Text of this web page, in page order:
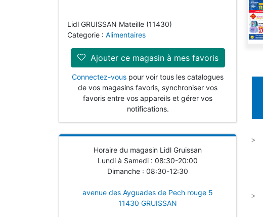
Lidl GRUISSAN Mateille (11430)
Categorie : Alimentaires
Ajouter ce magasin à mes favoris
Connectez-vous pour voir tous les catalogues
de vos magasins favoris, synchroniser vos
favoris entre vos appareils et gérer vos
notifications.
Horaire du magasin Lidl Gruissan
Lundi à Samedi : 08:30-20:00
Dimanche : 08:30-12:30
avenue des Ayguades de Pech rouge 5
11430 GRUISSAN
>
>